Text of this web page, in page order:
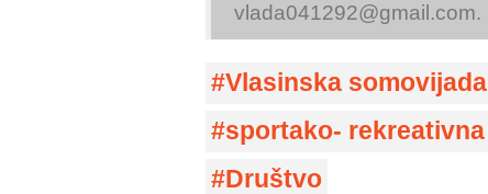
vlada041292@gmail.com.
Vlasinska somovijada
sportako-
Društvo